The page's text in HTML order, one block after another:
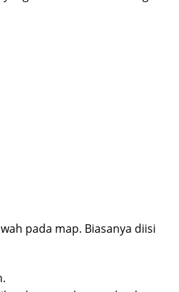
pada map. Biasanya diisi